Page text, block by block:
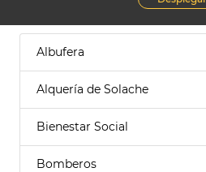
Albufera
Alquería de Solache
Bienestar Social
Bomberos